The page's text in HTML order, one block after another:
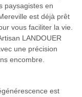
paysagistes en
est déjà prêt
vous faciliter la vie.
LANDOUER
une précision
encombre.
est